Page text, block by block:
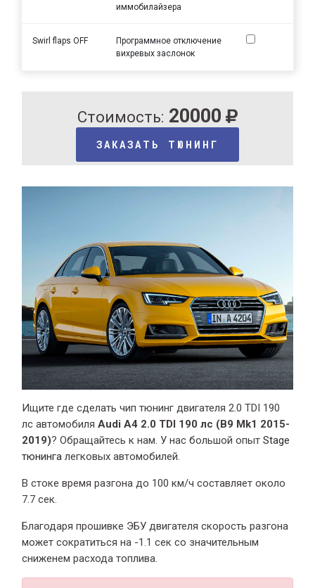
иммобилайзера
Swirl flaps OFF
Программное отключение
вихревых заслонок
Стоимость: 20000
ЗАКАЗАТЬ ТЮНИНГ
Ищите где сделать чип тюнинг двигателя 2.0 TDI 190
лс автомобиляAudi A4 2.0 TDI 190 лс (B9 Mk1 2015-
2019)? Обращайтесь к нам. У нас большой опытStage
тюнинга легковых автомобилей.
В стоке время разгонадо 100 км/ч составляет около
7.7 сек.
Благодаря прошивке ЭБУ двигателя скорость разгона
может сократиться на -1.1 сек со значительным
сниженем расхода топлива.